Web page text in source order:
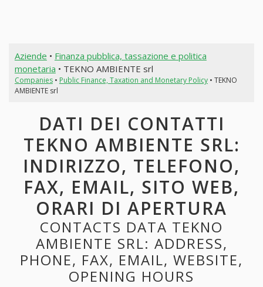
Aziende • Finanza pubblica, tassazione e politica
monetaria • TEKNO AMBIENTE srl
Companies• Public Finance, Taxation and Monetary Policy• TEKNO
AMBIENTE srl
DATI DEI CONTATTI
TEKNO AMBIENTE SRL:
INDIRIZZO, TELEFONO,
FAX, EMAIL, SITO WEB,
ORARI DI APERTURA
CONTACTS DATA TEKNO
AMBIENTE SRL: ADDRESS,
PHONE, FAX, EMAIL, WEBSITE,
OPENING HOURS